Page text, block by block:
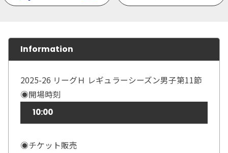
Information
2025-26 リーグＨ レギュラーシーズン男子第11節
◉開場時刻
10:00
◉チケット販売